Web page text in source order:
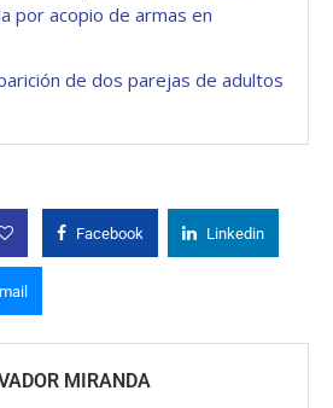
por acopio de armas en
de dos parejas de adultos
Facebook Linkedin
MIRANDA